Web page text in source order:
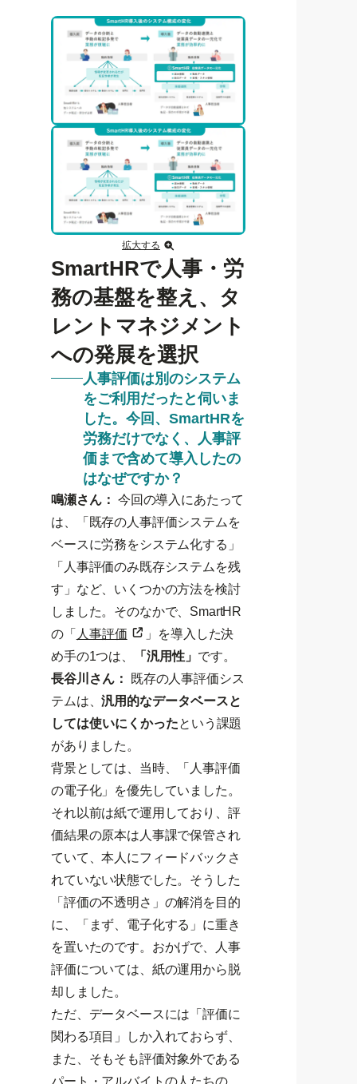
拡大する
SmartHRで人事・労
務の基盤を整え、タ
レントマネジメント
への発展を選択
人事評価は別のシステム
をご利用だったと伺いま
した。今回、SmartHRを
労務だけでなく、人事評
価まで含めて導入したの
はなぜですか？
鳴瀬さん： 今回の導入にあたって
は、「既存の人事評価システムを
ベースに労務をシステム化する」
「人事評価のみ既存システムを残
す」など、いくつかの方法を検討
しました。そのなかで、SmartHR
の「 人事評価
」を導入した決
め手の1つは、
「汎用性」 です。
長谷川さん：
既存の人事評価シス
テムは、汎用的なデータベースと
しては使いにくかったという課題
がありました。
背景としては、当時、「人事評価
の電子化」を優先していました。
それ以前は紙で運用しており、評
価結果の原本は人事課で保管され
ていて、本人にフィードバックさ
れていない状態でした。そうした
「評価の不透明さ」の解消を目的
に、「まず、電子化する」に重き
を置いたのです。おかげで、人事
評価については、紙の運用から脱
却しました。
ただ、データベースには「評価に
関わる項目」しか入れておらず、
また、そもそも評価対象外である
パート・アルバイトの人たちの